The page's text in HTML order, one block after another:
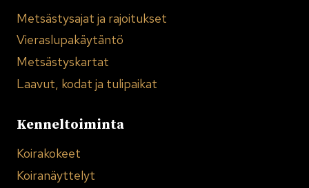
Metsästysajat ja rajoitukset
Vieraslupakäytäntö
Metsästyskartat
Laavut, kodat ja tulipaikat
Kenneltoiminta
Koirakokeet
Koiranäyttelyt